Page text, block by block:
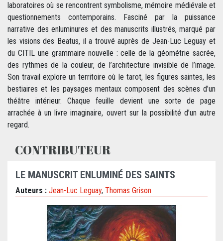
laboratoires où se rencontrent symbolisme, mémoire médiévale et
questionnements contemporains. Fasciné par la puissance
narrative des enluminures et des manuscrits illustrés, marqué par
les visions des Beatus, il a trouvé auprès de Jean-Luc Leguay et
du CITIL une grammaire nouvelle : celle de la géométrie sacrée,
des rythmes de la couleur, de l’architecture invisible de l’image.
Son travail explore un territoire où le tarot, les figures saintes, les
bestiaires et les paysages mentaux composent des scènes d’un
théâtre intérieur. Chaque feuille devient une sorte de page
arrachée à un livre imaginaire, ouvert sur la possibilité d’un autre
regard.
CONTRIBUTEUR
LE MANUSCRIT ENLUMINÉ DES SAINTS
Auteurs : Jean-Luc Leguay, Thomas Grison